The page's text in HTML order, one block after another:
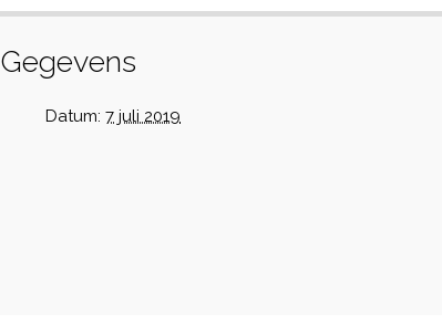
Gegevens
Datum: 7 juli 2019